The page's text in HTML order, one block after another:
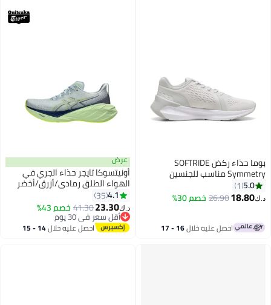
بوما حذاء ركض SOFTRIDE
Symmetry مناسب للجنسين
5.0
1
د.ك‏18.80
26.90خصم 30%
احصل عليه خلال 16 - 17
اغسطس
13
عرض
أونيتسوكا تايجر حذاء الجري في
الهواء الطلق رمادي/أزرق/أخضر
للعدائين المبتدئين/الماراثون/الجري
لمسافات طويلة للرجال/النساء/
الطلاب
4.1
35
د.ك‏23.30
41.30خصم 43%
أقل سعر في 30 يوم
أقل سعر في 30 يوماحصل عليه خلال 14 - 15
اغسطس